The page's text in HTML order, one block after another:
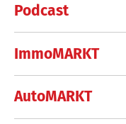
Podcast
ImmoMARKT
AutoMARKT